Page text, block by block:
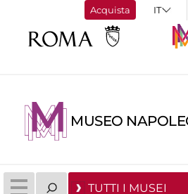
Acquista
MUSEO
TUTTI I MUSEI